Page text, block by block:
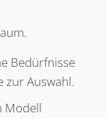
Bedürfnisse
zur Auswahl.
Modell